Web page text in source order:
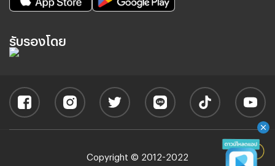
รับรองโดย
Copyright © 2012-2022